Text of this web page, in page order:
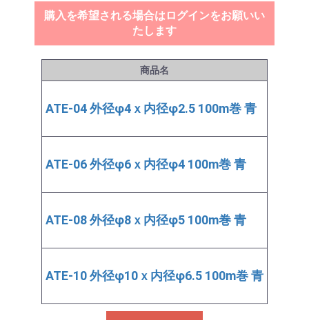
購入を希望される場合はログインをお願いい
たします
商品名
ATE-04 外径φ4ｘ内径φ2.5 100m巻 青
ATE-06 外径φ6ｘ内径φ4 100m巻 青
ATE-08 外径φ8ｘ内径φ5 100m巻 青
ATE-10 外径φ10ｘ内径φ6.5 100m巻 青